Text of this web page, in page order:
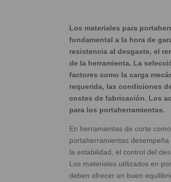
Los materiales para
fundamental a la hora de
resistencia al desgaste, el
de la herramienta. La
factores como la carga
requerida, las condiciones
costes de fabricación. Los
para los portaherramientas.
En herramientas de corte
portaherramientas
la estabilidad, el control del
Los materiales utilizados en
deben ofrecer un buen